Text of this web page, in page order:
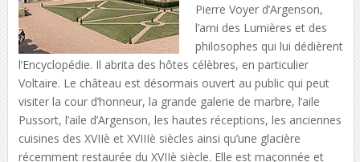
Pierre Voyer d’Argenson,
l’ami des Lumières et des
philosophes qui lui dédièrent
l’Encyclopédie. Il abrita des hôtes célèbres, en particulier
Voltaire. Le château est désormais ouvert au public qui peut
visiter la cour d’honneur, la grande galerie de marbre, l’aile
Pussort, l’aile d’Argenson, les hautes réceptions, les anciennes
cuisines des XVIIè et XVIIIè siècles ainsi qu’une glacière
récemment restaurée du XVIIè siècle. Elle est maçonnée et